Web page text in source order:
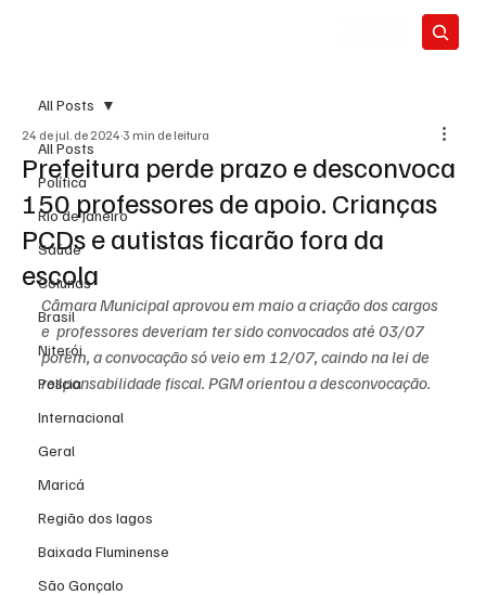
All Posts
Política
Rio de Janeiro
Saúde
Colunas
Brasil
Niterói
Polícia
Internacional
Geral
Maricá
Região dos lagos
Baixada Fluminense
São Gonçalo
All Posts
Prefeitura perde prazo e desconvoca
150 professores de apoio. Crianças
PCDs e autistas ficarão fora da
escola
24 de jul. de 2024 3 min de leitura
Câmara Municipal aprovou em maio a criação dos cargos
e  professores deveriam ter sido convocados até 03/07
porém, a convocação só veio em 12/07, caindo na lei de
responsabilidade fiscal. PGM orientou a desconvocação.